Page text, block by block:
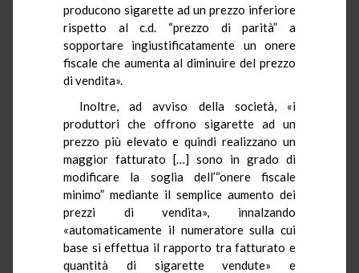
producono sigarette ad un prezzo inferiore
rispetto al c.d. “prezzo di parità” a
sopportare ingiustificatamente un onere
fiscale che aumenta al diminuire del prezzo
di vendita».
Inoltre, ad avviso della società, «i
produttori che offrono sigarette ad un
prezzo più elevato e quindi realizzano un
maggior fatturato […] sono in grado di
modificare la soglia dell’“onere fiscale
minimo” mediante il semplice aumento dei
prezzi di vendita», innalzando
«automaticamente il numeratore sulla cui
base si effettua il rapporto tra fatturato e
quantità di sigarette vendute» e